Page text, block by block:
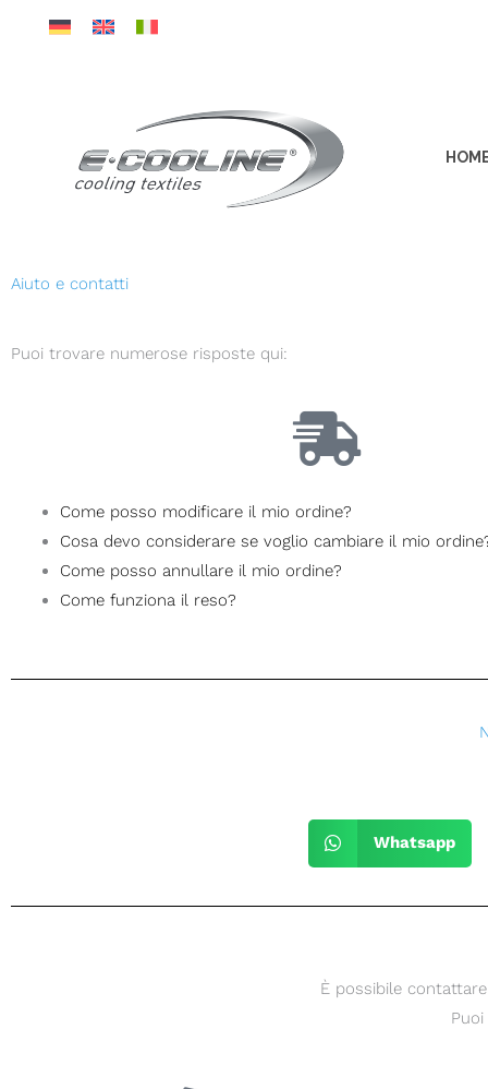
Aiuto e contatti
Puoi trovare numerose risposte qui:
Come posso modificare il mio ordine?
Cosa devo considerare se voglio cambiare il mio
Come posso annullare il mio ordine?
Come funziona il reso?
Whatsapp
È possibile